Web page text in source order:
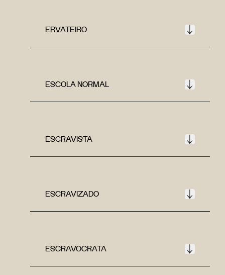
ERVATEIRO
ESCOLA NORMAL
ESCRAVISTA
ESCRAVIZADO
ESCRAVOCRATA